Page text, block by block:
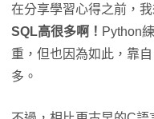
在分享學習心得之前，我
SQL高很多啊！ Python
重，但也因為如此，靠
多。